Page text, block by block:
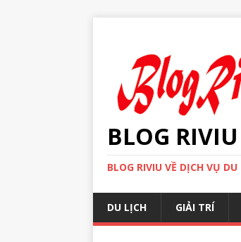
BLOG RIVIU
BLOG RIVIU VỀ DỊCH VỤ
DU LỊCH GIẢI TRÍ